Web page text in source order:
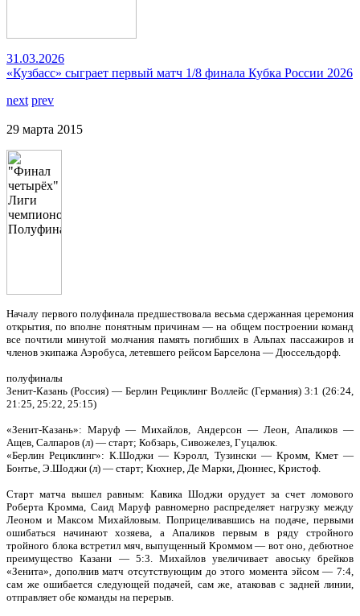
31.03.2026
«Кузбасс» сыграет первый матч 1/8 финала Кубка России 2026
next prev
29 марта 2015
Началу первого полуфинала предшествовала весьма сдержанная церемония
открытия, по вполне понятным причинам — на общем построении команд
все почтили минутой молчания память погибших в Альпах пассажиров и
членов экипажа Аэробуса, летевшего рейсом Барселона — Дюссельдорф.
полуфиналы
Зенит-Казань (Россия) — Берлин Рециклинг Воллейс (Германия) 3:1 (26:24,
21:25, 25:22, 25:15)
«Зенит-Казань»: Маруф — Михайлов, Андерсон — Леон, Апаликов —
Ащев, Салпаров (л) — старт; Кобзарь, Сивожелез, Гуцалюк.
«Берлин Рециклинг»: К.Шоджи — Кэролл, Тузински — Кромм, Кмет —
Бонтье, Э.Шоджи (л) — старт; Кюхнер, Де Марки, Дюннес, Кристоф.
Старт матча вышел равным: Кавика Шоджи орудует за счет ломового
Роберта Кромма, Саид Маруф равномерно распределяет нагрузку между
Леоном и Максом Михайловым. Поприцеливавшись на подаче, первыми
ошибаться начинают хозяева, а Апаликов первым в ряду стройного
тройного блока встретил мяч, выпущенный Кроммом — вот оно, дебютное
преимущество Казани — 5:3. Михайлов увеличивает авоську брейков
«Зенита», дополнив матч отсутствующим до этого момента эйсом — 7:4,
сам же ошибается следующей подачей, сам же, атаковав с задней линии,
отправляет обе команды на перерыв.